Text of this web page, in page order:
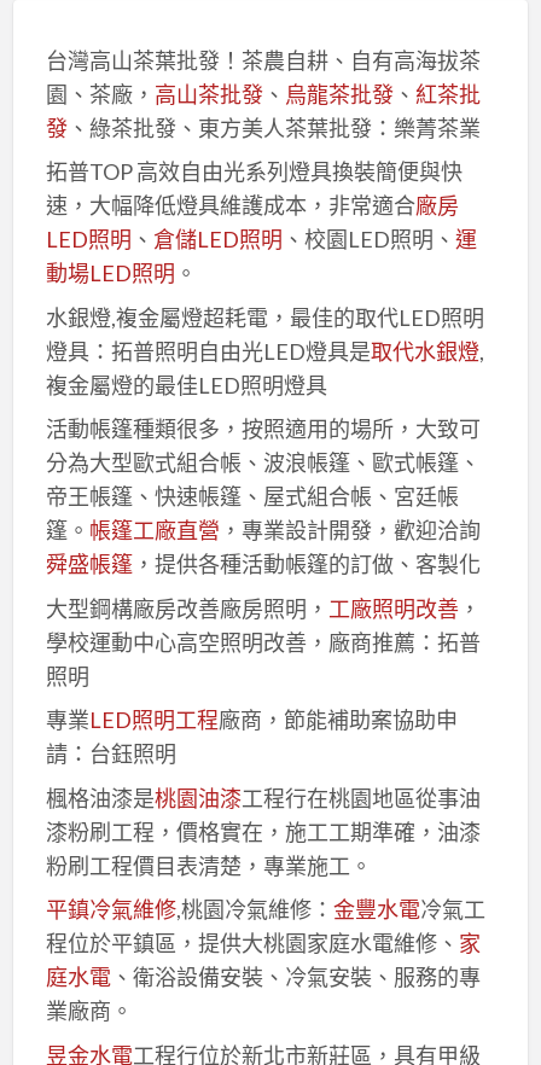
台灣高山茶葉批發！茶農自耕、自有高海拔茶
園、茶廠， 高山茶批發、 烏龍茶批發、 紅茶批
發、綠茶批發、東方美人茶葉批發：樂菁茶業
拓普TOP 高效自由光系列燈具換裝簡便與快
速，大幅降低燈具維護成本，非常適合廠房
LED照明 、 倉儲LED照明 、校園LED照明、 運
動場LED照明 。
水銀燈,複金屬燈超耗電，最佳的取代LED照明
燈具：拓普照明自由光LED燈具是取代水銀燈,
複金屬燈的最佳LED照明燈具
活動帳篷種類很多，按照適用的場所，大致可
分為大型歐式組合帳、波浪帳篷、歐式帳篷、
帝王帳篷、快速帳篷、屋式組合帳、宮廷帳
篷。 帳篷工廠直營 ，專業設計開發，歡迎洽詢
舜盛帳篷，提供各種活動帳篷的訂做、客製化
大型鋼構廠房改善廠房照明， 工廠照明改善，
學校運動中心高空照明改善，廠商推薦：拓普
照明
專業LED照明工程廠商，節能補助案協助申
請：台鈺照明
楓格油漆是桃園油漆工程行在桃園地區從事油
漆粉刷工程，價格實在，施工工期準確，油漆
粉刷工程價目表清楚，專業施工。
平鎮冷氣維修,桃園冷氣維修： 金豐水電冷氣工
程位於平鎮區，提供大桃園家庭水電維修、 家
庭水電、衛浴設備安裝、冷氣安裝、服務的專
業廠商。
昱金水電工程行位於新北市新莊區，具有甲級